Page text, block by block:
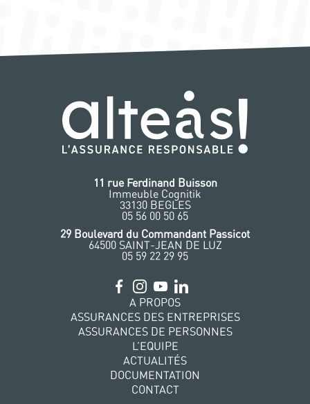
11 rue Ferdinand Buisson
Immeuble Cognitik
33130 BEGLES
‭05 56 00 50 65
‭29 Boulevard du Commandant Passicot
64500 SAINT-JEAN DE LUZ
05 59 22 29 95
A PROPOS
ASSURANCES DES ENTREPRISES
ASSURANCES DE PERSONNES
L’EQUIPE
ACTUALITÉS
DOCUMENTATION
CONTACT